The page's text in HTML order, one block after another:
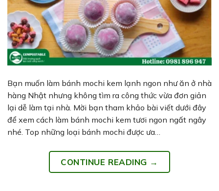
Bạn muốn làm bánh mochi kem lạnh ngon như ăn ở nhà
hàng Nhật nhưng không tìm ra công thức vừa đơn giản
lại dễ làm tại nhà. Mời bạn tham khảo bài viết dưới đây
để xem cách làm bánh mochi kem tươi ngon ngất ngây
nhé. Top những loại bánh mochi được ưa…
CONTINUE READING →